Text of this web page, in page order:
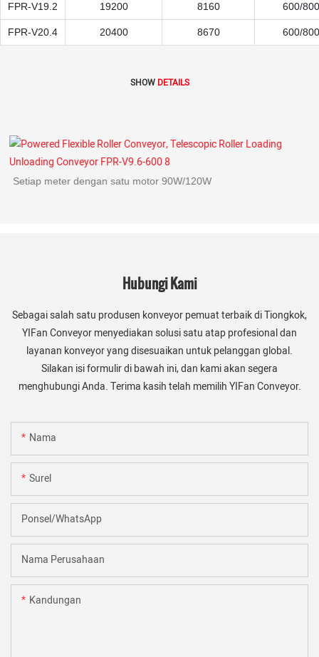
FPR-V19.2 19200 8160 600/800
FPR-V20.4 20400 8670 600/800
SHOW DETAILS
Setiap meter dengan satu motor 90W/120W
Hubungi Kami
Sebagai salah satu produsen konveyor pemuat terbaik di Tiongkok,
YIFan Conveyor menyediakan solusi satu atap profesional dan
layanan konveyor yang disesuaikan untuk pelanggan global.
Silakan isi formulir di bawah ini, dan kami akan segera
menghubungi Anda. Terima kasih telah memilih YIFan Conveyor.
Nama
Surel
Ponsel/WhatsApp
Nama Perusahaan
Kandungan